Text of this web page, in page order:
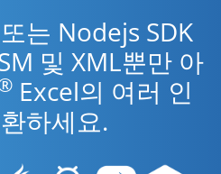
는 Nodejs SDK
및 XML뿐만 아
Excel의 여러 인
하세요.